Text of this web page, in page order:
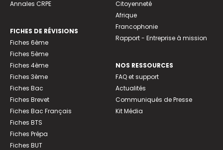
Annales CRPE
FICHES DE RÉVISIONS
Fiches 6ème
Fiches 5ème
Fiches 4ème
Fiches 3ème
Fiches Bac
Fiches Brevet
Fiches Bac Français
Fiches BTS
Fiches Prépa
Fiches BUT
Citoyenneté
Afrique
Francophonie
Rapport - Entreprise à mission
NOS RESSOURCES
FAQ et support
Actualités
Communiqués de Presse
Kit Média